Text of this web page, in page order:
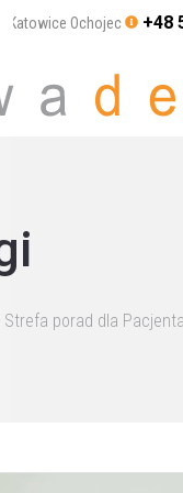
Katowice Ochojec +48
Strefa porad dla Pacjenta